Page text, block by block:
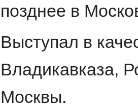
позднее в
Выступал в
Владикавказа,
Москвы.